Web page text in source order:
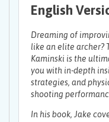
English
Dreaming of
like an elite archer?
Kaminski is the
you with in-depth
strategies, and
shooting
In his book, Jake